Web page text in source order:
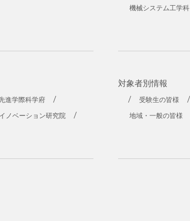
機械システム工学科
進学際科学府
ノベーション研究院
対象者別情報
受験生の皆様
地域・一般の皆様